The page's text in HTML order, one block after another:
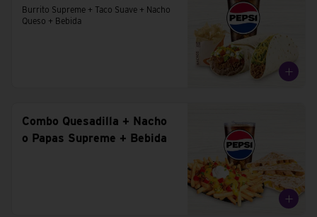
Burrito Supreme + Taco Suave + Nacho
Queso + Bebida
Combo Quesadilla + Nacho
o Papas Supreme + Bebida